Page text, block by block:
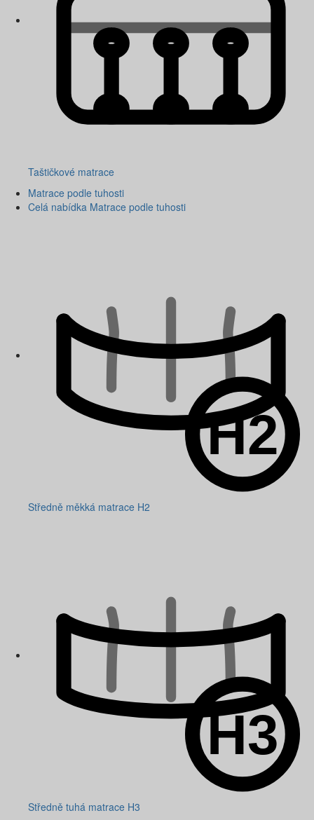
Taštičkové matrace
Matrace podle tuhosti
Celá nabídka Matrace podle tuhosti
Středně měkká matrace H2
Středně tuhá matrace H3